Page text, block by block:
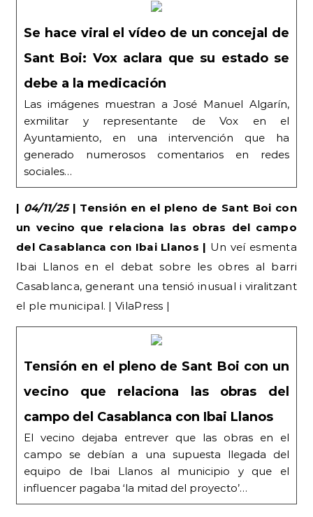
Se hace viral el vídeo de un concejal de
Sant Boi: Vox aclara que su estado se
debe a la medicación
Las imágenes muestran a José Manuel Algarín,
exmilitar y representante de Vox en el
Ayuntamiento, en una intervención que ha
generado numerosos comentarios en redes
sociales…
| 04/11/25| Tensión en el pleno de Sant Boi con
un vecino que relaciona las obras del campo
del Casablanca con Ibai Llanos | Un veí esmenta
Ibai Llanos en el debat sobre les obres al barri
Casablanca, generant una tensió inusual i viralitzant
el ple municipal. | VilaPress |
Tensión en el pleno de Sant Boi con un
vecino que relaciona las obras del
campo del Casablanca con Ibai Llanos
El vecino dejaba entrever que las obras en el
campo se debían a una supuesta llegada del
equipo de Ibai Llanos al municipio y que el
influencer pagaba ‘la mitad del proyecto’…